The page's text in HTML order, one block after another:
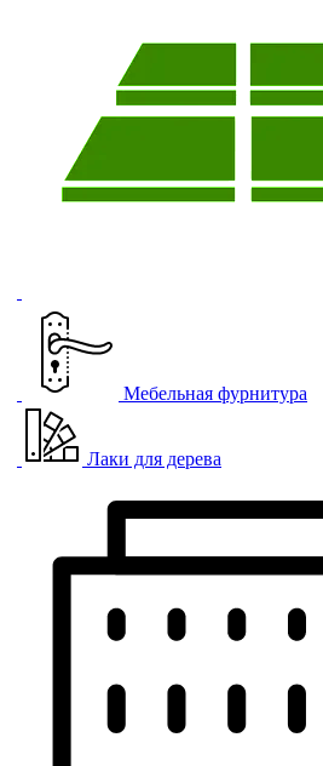
Мебельная фурнитура
Лаки для дерева